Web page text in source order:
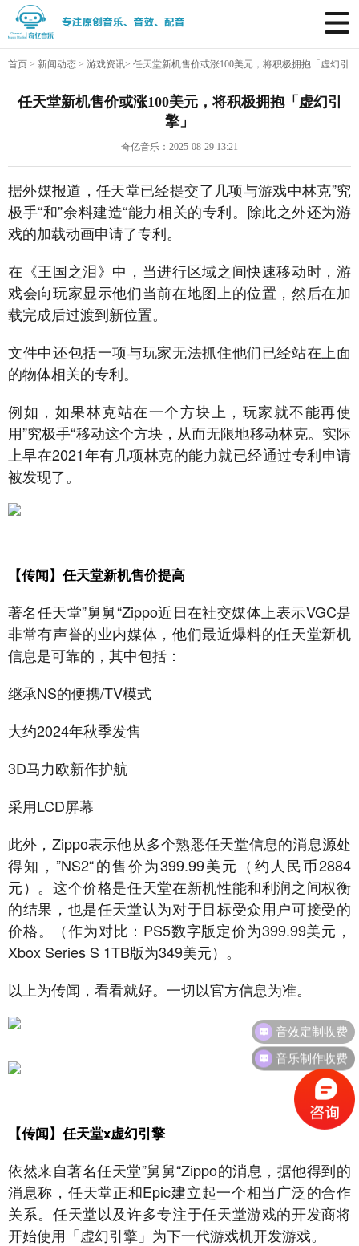
首页 > 新闻动态 > 游戏资讯> 任天堂新机售价或涨100美元，将积极拥抱「虚幻引
擎」
任天堂新机售价或涨100美元，将积极拥抱「虚幻引
擎」
奇亿音乐：2025-08-29 13:21
据外媒报道，任天堂已经提交了几项与游戏中林克”究
极手“和”余料建造“能力相关的专利。除此之外还为游
戏的加载动画申请了专利。
在《王国之泪》中，当进行区域之间快速移动时，游
戏会向玩家显示他们当前在地图上的位置，然后在加
载完成后过渡到新位置。
文件中还包括一项与玩家无法抓住他们已经站在上面
的物体相关的专利。
例如，如果林克站在一个方块上，玩家就不能再使
用”究极手“移动这个方块，从而无限地移动林克。实际
上早在2021年有几项林克的能力就已经通过专利申请
被发现了。
【传闻】任天堂新机售价提高
著名任天堂”舅舅“Zippo近日在社交媒体上表示VGC是
非常有声誉的业内媒体，他们最近爆料的任天堂新机
信息是可靠的，其中包括：
继承NS的便携/TV模式
大约2024年秋季发售
3D马力欧新作护航
采用LCD屏幕
此外，Zippo表示他从多个熟悉任天堂信息的消息源处
得知，”NS2“的售价为399.99美元（约人民币2884
元）。这个价格是任天堂在新机性能和利润之间权衡
的结果，也是任天堂认为对于目标受众用户可接受的
价格。（作为对比：PS5数字版定价为399.99美元，
Xbox Series S 1TB版为349美元）。
以上为传闻，看看就好。一切以官方信息为准。
【传闻】任天堂x虚幻引擎
依然来自著名任天堂”舅舅“Zippo的消息，据他得到的
消息称，任天堂正和Epic建立起一个相当广泛的合作
关系。任天堂以及许多专注于任天堂游戏的开发商将
开始使用「虚幻引擎」为下一代游戏机开发游戏。
音效定制收费
音乐制作收费